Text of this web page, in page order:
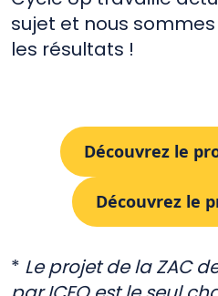
sujet et nous
les résultats !
Découvrez le
Découvrez le
* Le projet de la ZAC